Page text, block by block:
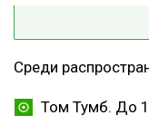
Среди
Том Тумб. До